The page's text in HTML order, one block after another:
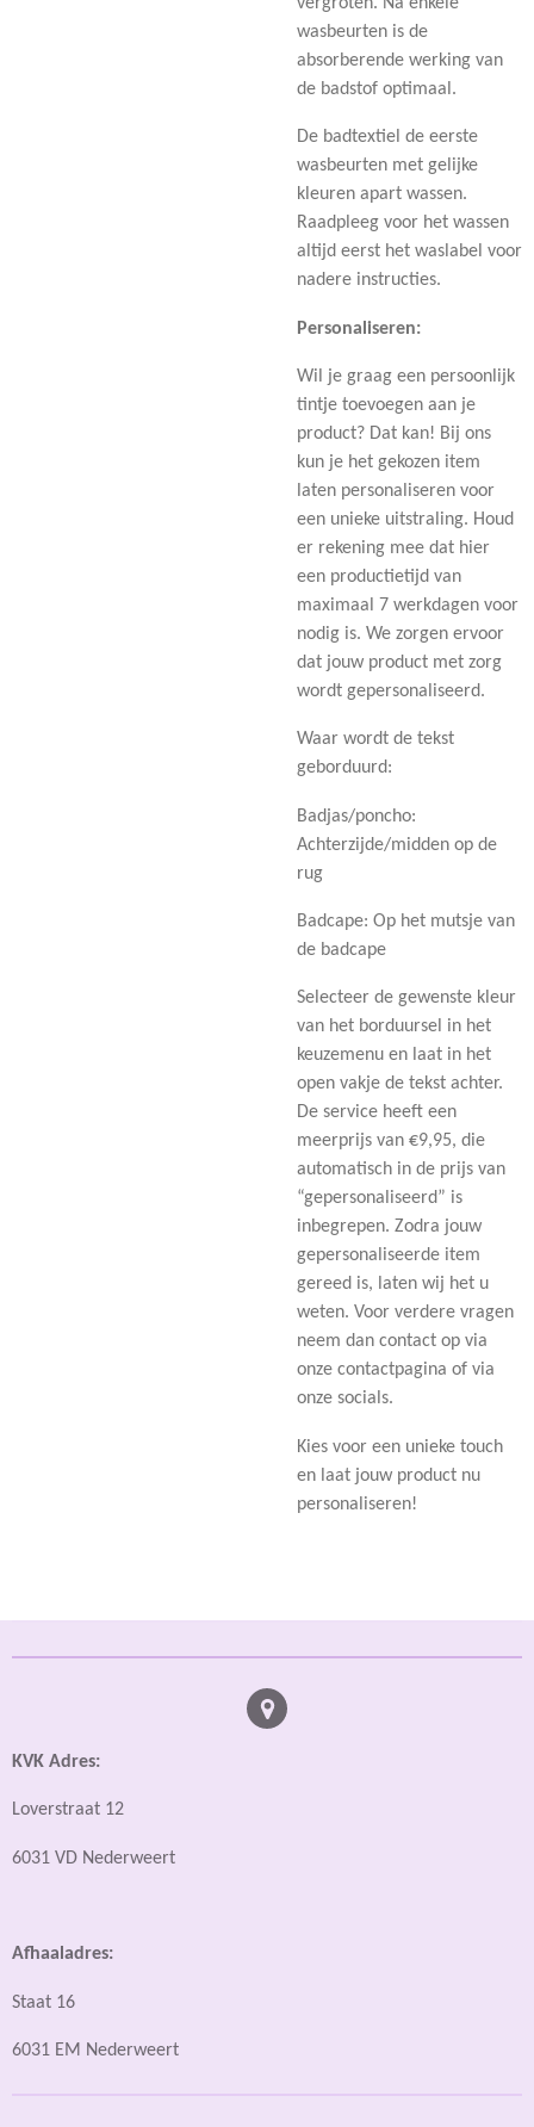
wasbeurten is de
absorberende werking van
de badstof optimaal.
De badtextiel de eerste
wasbeurten met gelijke
kleuren apart wassen.
Raadpleeg voor het wassen
altijd eerst het waslabel voor
nadere instructies.
Personaliseren:
Wil je graag een persoonlijk
tintje toevoegen aan je
product? Dat kan! Bij ons
kun je het gekozen item
laten personaliseren voor
een unieke uitstraling. Houd
er rekening mee dat hier
een productietijd van
maximaal 7 werkdagen voor
nodig is. We zorgen ervoor
dat jouw product met zorg
wordt gepersonaliseerd.
Waar wordt de tekst
geborduurd:
Badjas/poncho:
Achterzijde/midden op de
rug
Badcape: Op het mutsje van
de badcape
Selecteer de gewenste kleur
van het borduursel in het
keuzemenu en laat in het
open vakje de tekst achter.
De service heeft een
meerprijs van €9,95, die
automatisch in de prijs van
“gepersonaliseerd” is
inbegrepen. Zodra jouw
gepersonaliseerde item
gereed is, laten wij het u
weten. Voor verdere vragen
neem dan contact op via
onze contactpagina of via
onze socials.
Kies voor een unieke touch
en laat jouw product nu
personaliseren!
KVK Adres:
Loverstraat 12
6031 VD Nederweert
Afhaaladres:
Staat 16
6031 EM Nederweert